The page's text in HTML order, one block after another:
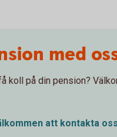
med
koll på din pension?
att kontakta oss